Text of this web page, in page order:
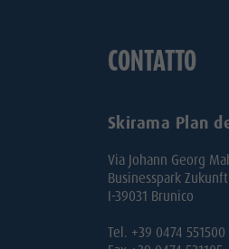
CONTATTO
Skirama Plan
Via Johann Georg
Businesspark
I-39031 Brunico
Tel. +39 0474 551500